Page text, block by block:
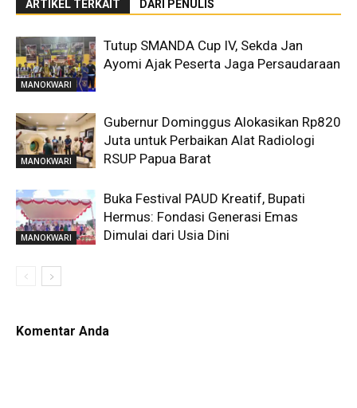
ARTIKEL TERKAIT DARI PENULIS
MANOKWARI
Tutup SMANDA Cup IV, Sekda Jan
Ayomi Ajak Peserta Jaga Persaudaraan
MANOKWARI
Gubernur Dominggus Alokasikan Rp820
Juta untuk Perbaikan Alat Radiologi
RSUP Papua Barat
MANOKWARI
Buka Festival PAUD Kreatif, Bupati
Hermus: Fondasi Generasi Emas
Dimulai dari Usia Dini
Komentar Anda